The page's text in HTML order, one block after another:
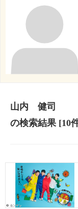
山内 健司
の検索結果[10